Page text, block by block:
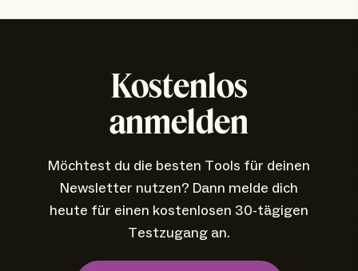
Kostenlos
anmelden
Möchtest du die besten Tools für deinen
Newsletter nutzen? Dann melde dich
heute für einen kostenlosen 30-tägigen
Testzugang an.